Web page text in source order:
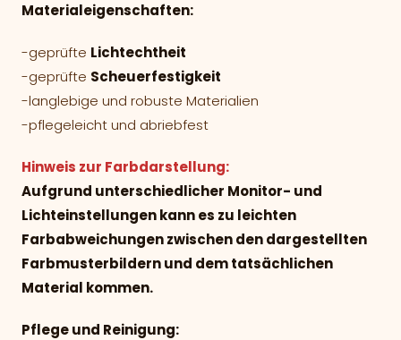
Materialeigenschaften:
-geprüfte Lichtechtheit
-geprüfte Scheuerfestigkeit
-langlebige und robuste Materialien
-pflegeleicht und abriebfest
Hinweis zur Farbdarstellung:
Aufgrund unterschiedlicher Monitor- und
Lichteinstellungen kann es zu leichten
Farbabweichungen zwischen den dargestellten
Farbmusterbildern und dem tatsächlichen
Material kommen.
Pflege und Reinigung: